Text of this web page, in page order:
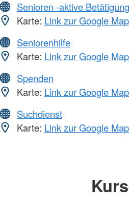
Senioren -aktive
Karte: Link zur Google
Seniorenhilfe
Karte: Link zur Google
Spenden
Karte: Link zur Google
Suchdienst
Karte: Link zur Google